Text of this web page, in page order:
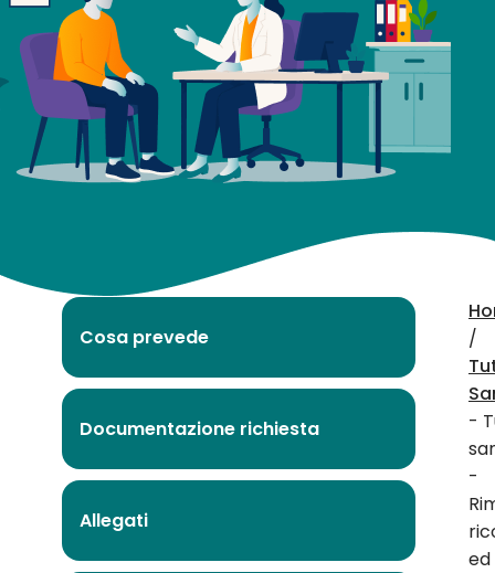
ricoveri ed
interventi
chirurgici
Cosa prevede
Documentazione richiesta
Allegati
/
-
-
ed